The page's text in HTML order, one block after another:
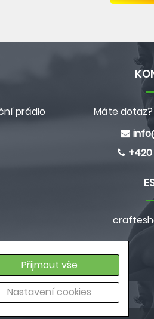
Přijmout vše
Nastavení cookies
prádlo
údajů
Máte
+420